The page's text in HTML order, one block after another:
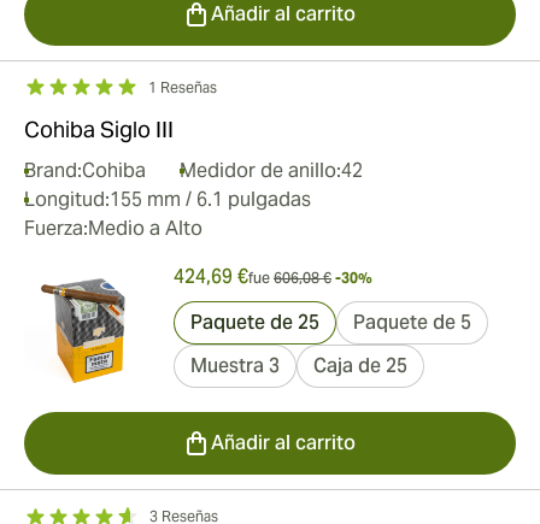
Añadir al carrito
1 Reseñas
Cohiba Siglo III
Brand:Cohiba Medidor de anillo:42
Longitud:155 mm / 6.1 pulgadas
Fuerza:Medio a Alto
424,69 €fue 606,08 € -30%
Paquete de 25
Paquete de 5
Muestra 3
Caja de 25
Añadir al carrito
3 Reseñas